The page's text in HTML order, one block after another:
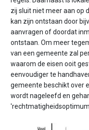
zij sluit niet meer aan op
kan zijn ontstaan door
aanvragen of doordat
ontstaan. Om meer
van een gemeente zal
waarom de eisen ooit
eenvoudiger te
gemeente beschikt over
wordt nageleefd en